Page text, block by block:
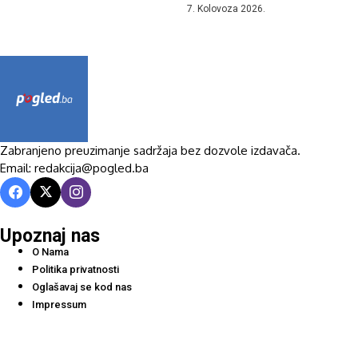
7. Kolovoza 2026.
Zabranjeno preuzimanje sadržaja bez dozvole izdavača.
Email: redakcija@pogled.ba
Upoznaj nas
O Nama
Politika privatnosti
Oglašavaj se kod nas
Impressum